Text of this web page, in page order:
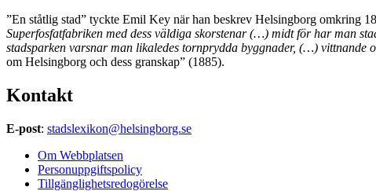
”En ståtlig stad” tyckte Emil Key när han beskrev Helsingborg omkring
Superfosfatfabriken med dess väldiga skorstenar (…) midt för har man
stadsparken varsnar man likaledes tornprydda byggnader, (…) vittnande
om Helsingborg och dess granskap” (1885).
Kontakt
E-post: stadslexikon@helsingborg.se
Om Webbplatsen
Personuppgiftspolicy
Tillgänglighetsredogörelse